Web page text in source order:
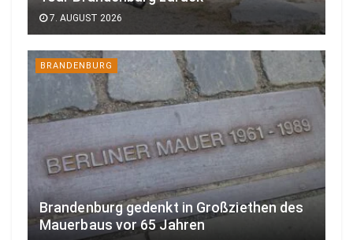
7. AUGUST 2026
BRANDENBURG
Brandenburg gedenkt in Großziethen des
Mauerbaus vor 65 Jahren